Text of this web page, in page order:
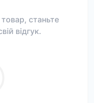
станьте
відгук.